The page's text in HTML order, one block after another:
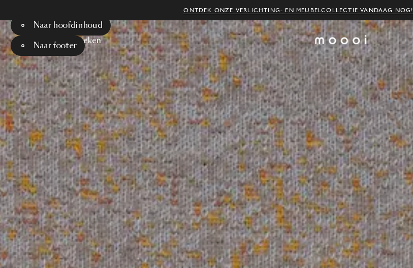
ONTDEK ONZE VERLICHTING- EN MEUBELCOLLECTIE VANDAAG NOG!
Naar hoofdinhoud
Naar footer
Menu Zoeken